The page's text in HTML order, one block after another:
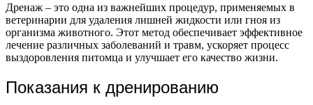
Дренаж – это одна из важнейших процедур, применяемых в
ветеринарии для удаления лишней жидкости или гноя из
организма животного. Этот метод обеспечивает эффективное
лечение различных заболеваний и травм, ускоряет процесс
выздоровления питомца и улучшает его качество жизни.
Показания к дренированию